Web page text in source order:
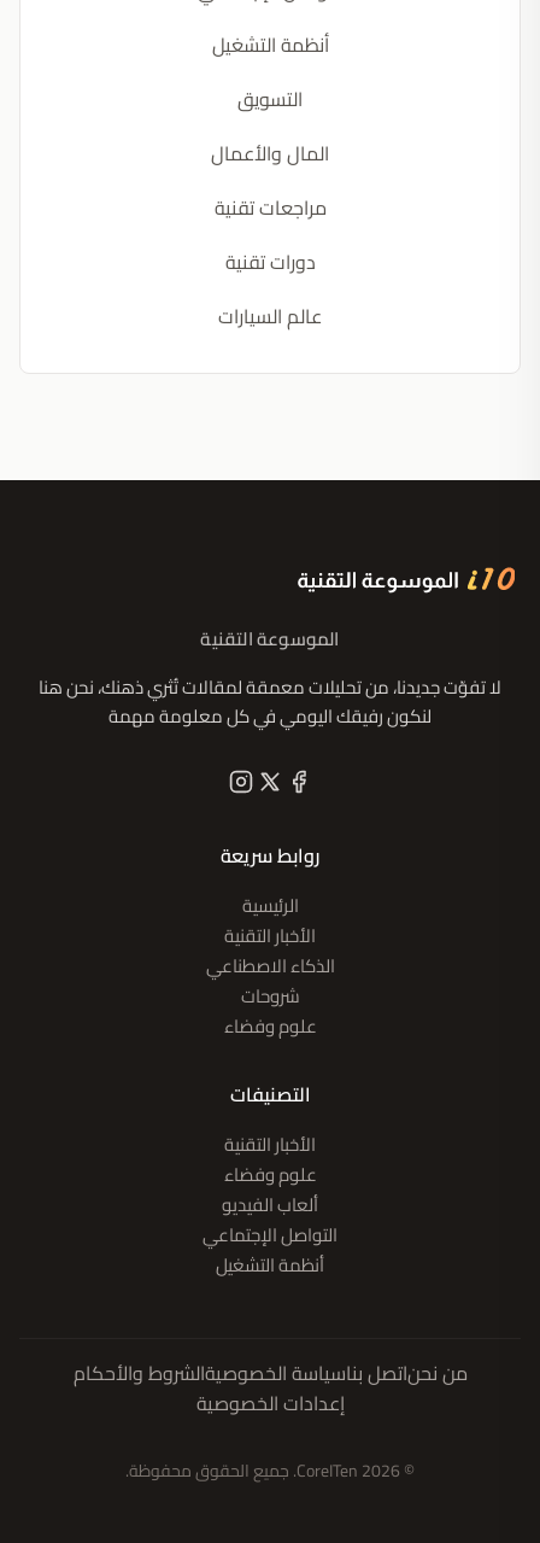
أنظمة التشغيل
التسويق
المال والأعمال
مراجعات تقنية
دورات تقنية
عالم السيارات
الموسوعة التقنية
لا تفوّت جديدنا، من تحليلات معمقة لمقالات تُثري ذهنك، نحن هنا
لنكون رفيقك اليومي في كل معلومة مهمة
روابط سريعة
الرئيسية
الأخبار التقنية
الذكاء الاصطناعي
شروحات
علوم وفضاء
التصنيفات
الأخبار التقنية
علوم وفضاء
ألعاب الفيديو
التواصل الإجتماعي
أنظمة التشغيل
من نحناتصل بناسياسة الخصوصيةالشروط والأحكام
إعدادات الخصوصية
© 2026 CoreITen. جميع الحقوق محفوظة.